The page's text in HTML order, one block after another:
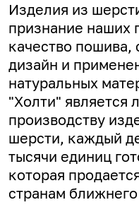
Изделия из
признание наших
качество
дизайн и
натуральных
"Холти" является
производству
шерсти, каждый
тысячи единиц
которая
странам